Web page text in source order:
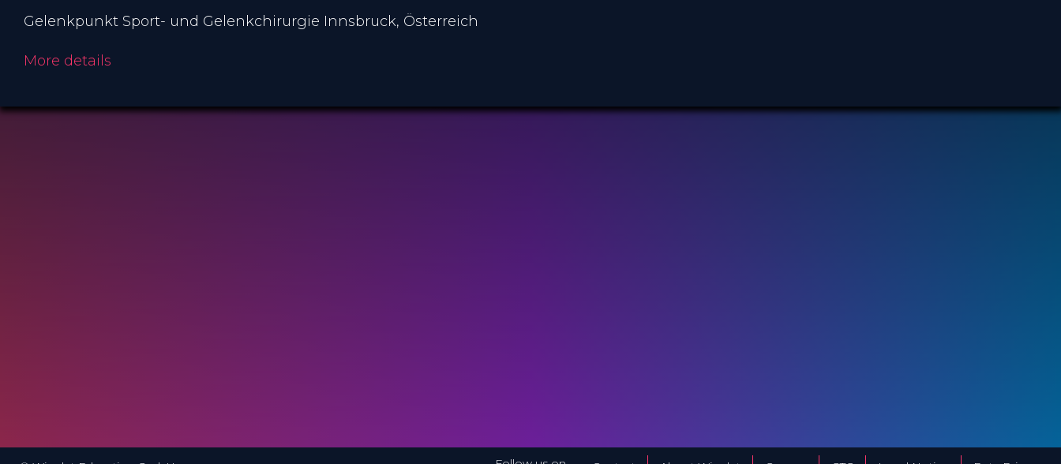
Gelenkpunkt Sport- und Gelenkchirurgie Innsbruck, Österreich
More details